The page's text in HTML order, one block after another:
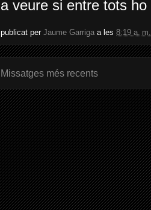
a veure si entre tots ho
publicat per Jaume Garriga a les 8:19 a. m.
Missatges més recents